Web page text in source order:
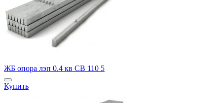
ЖБ опора лэп 0.4 кв СВ 110 5
Купить